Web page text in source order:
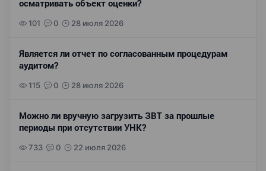
осматривать объект оценки?
101 0 28 июля 2026
Является ли отчет по согласованным процедурам
аудитом?
115 0 28 июля 2026
Можно ли вручную загрузить ЗВТ за прошлые
периоды при отсутствии УНК?
733 0 22 июля 2026